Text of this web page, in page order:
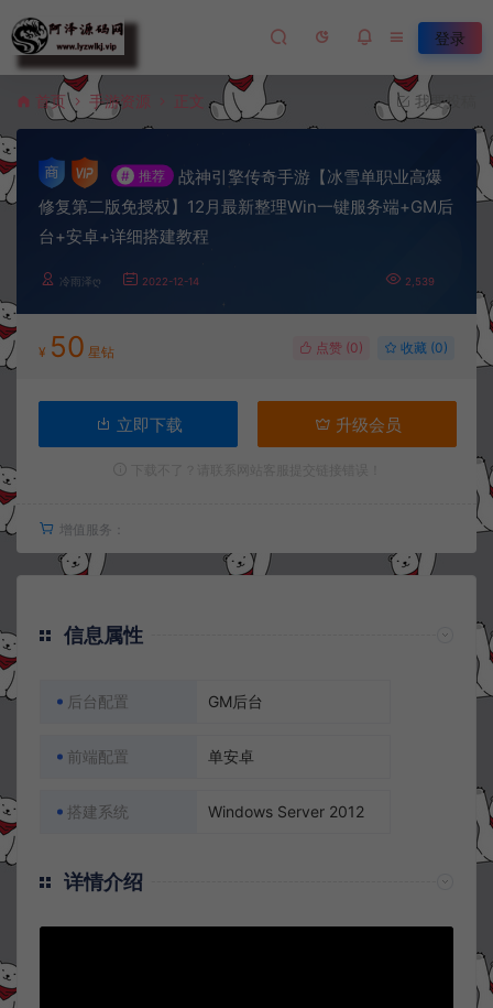
登录
首页 手游资源 正文 我要投稿
# 推荐
战神引擎传奇手游【冰雪单职业高爆
修复第二版免授权】12月最新整理Win一键服务端+GM后
台+安卓+详细搭建教程
冷雨泽ღ 2022-12-14 2,539
¥ 50 星钻 点赞 (0) 收藏 (0)
立即下载 升级会员
增值服务：
信息属性
后台配置 GM后台
前端配置 单安卓
搭建系统 Windows Server 2012
详情介绍